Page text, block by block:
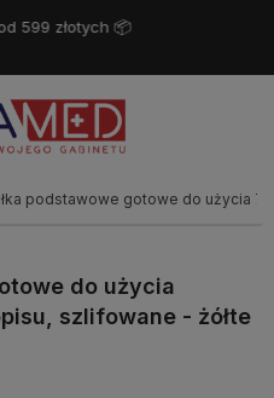
❤️
podstawowe gotowe do użycia
do użycia
szlifowane - żółte